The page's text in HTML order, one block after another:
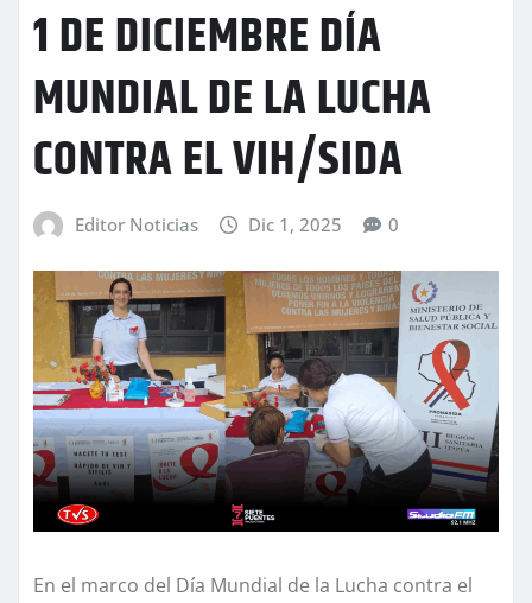
1 DE DICIEMBRE DÍA
MUNDIAL DE LA LUCHA
CONTRA EL VIH/SIDA
Editor Noticias Dic 1, 2025 0
En el marco del Día Mundial de la Lucha contra el